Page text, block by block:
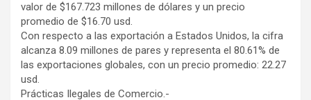
valor de $167.723 millones de dólares y un precio
promedio de $16.70 usd.
Con respecto a las exportación a Estados Unidos, la cifra
alcanza 8.09 millones de pares y representa el 80.61% de
las exportaciones globales, con un precio promedio: 22.27
usd.
Prácticas Ilegales de Comercio.-